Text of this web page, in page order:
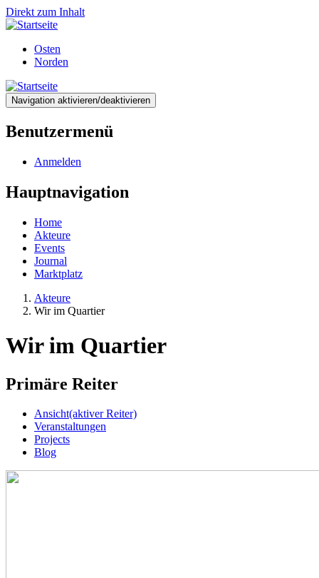
Direkt zum Inhalt
Osten
Norden
Navigation aktivieren/deaktivieren
Benutzermenü
Anmelden
Hauptnavigation
Home
Akteure
Events
Journal
Marktplatz
Akteure
Wir im Quartier
Wir im Quartier
Primäre Reiter
Ansicht(aktiver Reiter)
Veranstaltungen
Projects
Blog